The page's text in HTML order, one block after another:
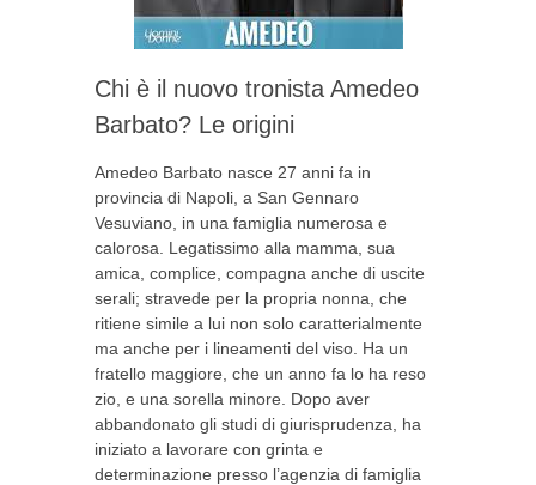
Chi è il nuovo tronista Amedeo
Barbato? Le origini
Amedeo Barbato nasce 27 anni fa in
provincia di Napoli, a San Gennaro
Vesuviano, in una famiglia numerosa e
calorosa. Legatissimo alla mamma, sua
amica, complice, compagna anche di uscite
serali; stravede per la propria nonna, che
ritiene simile a lui non solo caratterialmente
ma anche per i lineamenti del viso. Ha un
fratello maggiore, che un anno fa lo ha reso
zio, e una sorella minore. Dopo aver
abbandonato gli studi di giurisprudenza, ha
iniziato a lavorare con grinta e
determinazione presso l’agenzia di famiglia